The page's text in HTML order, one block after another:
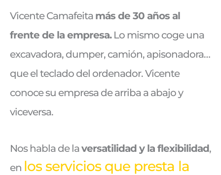
Vicente Camafeita más de 30 años al
frente de la empresa.Lo mismo coge una
excavadora, dumper, camión, apisonadora…
que el teclado del ordenador. Vicente
conoce su empresa de arriba a abajo y
viceversa.
Nos habla de laversatilidad y la flexibilidad,
en los servicios que presta la